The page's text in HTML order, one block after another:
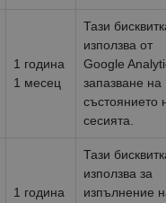
1 година
1 месец
Тази
използва от
Google
запазване на
състоянието
сесията.
1 година
Тази
използва за
изпълнение